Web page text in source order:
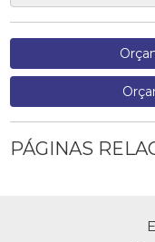
PÁGINAS